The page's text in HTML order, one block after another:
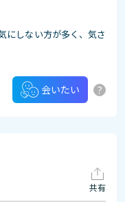
にしない方が多く、気さ
会いたい ?
共有